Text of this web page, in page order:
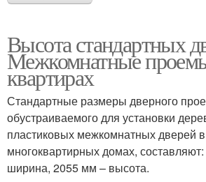
Высота стандартных
Межкомнатные
квартирах
Стандартные размеры дверного
обустраиваемого для установки
пластиковых межкомнатных дверей
многоквартирных домах,
ширина, 2055 мм – высота.